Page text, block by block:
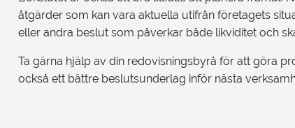
åtgärder som kan vara aktuella utifrån företagets
eller andra beslut som påverkar både likviditet och
Ta gärna hjälp av din redovisningsbyrå för att göra
också ett bättre beslutsunderlag inför nästa